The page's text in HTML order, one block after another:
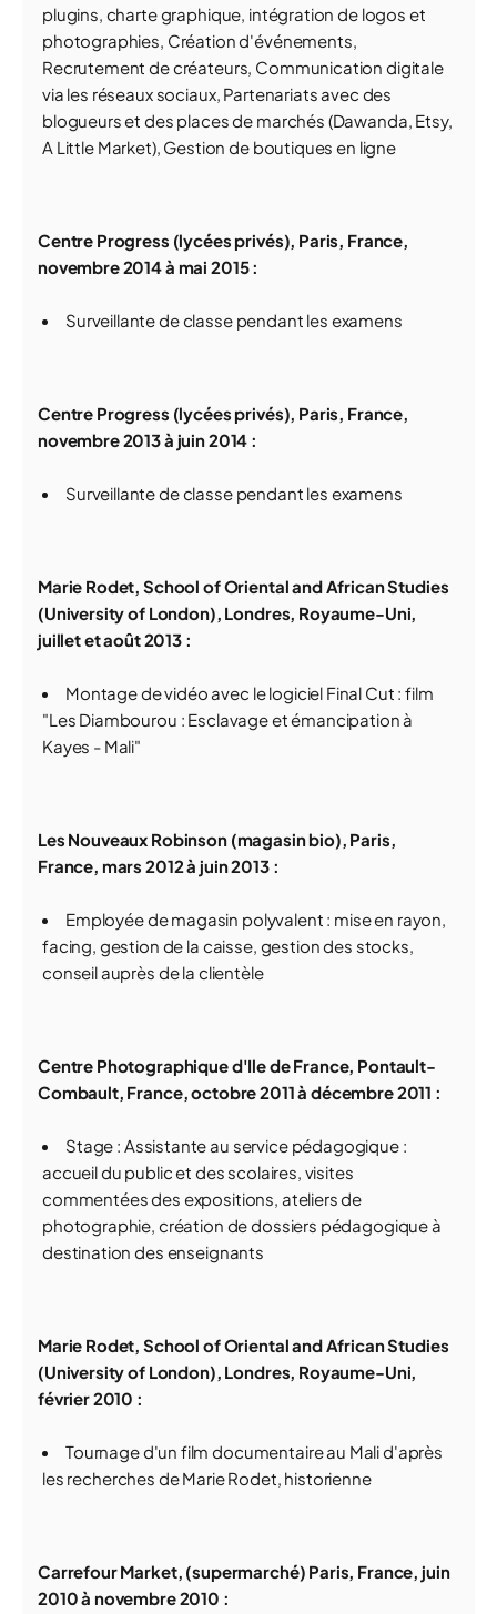
plugins, charte graphique, intégration de logos et
photographies, Création d'événements,
Recrutement de créateurs, Communication digitale
via les réseaux sociaux, Partenariats avec des
blogueurs et des places de marchés (Dawanda, Etsy,
A Little Market), Gestion de boutiques en ligne
Centre Progress (lycées privés), Paris, France,
novembre 2014 à mai 2015 :
Surveillante de classe pendant les examens
Centre Progress (lycées privés), Paris, France,
novembre 2013 à juin 2014 :
Surveillante de classe pendant les examens
Marie Rodet, School of Oriental and African Studies
(University of London), Londres, Royaume-Uni,
juillet et août 2013 :
Montage de vidéo avec le logiciel Final Cut : film
"Les Diambourou : Esclavage et émancipation à
Kayes - Mali"
Les Nouveaux Robinson (magasin bio), Paris,
France, mars 2012 à juin 2013 :
Employée de magasin polyvalent : mise en rayon,
facing, gestion de la caisse, gestion des stocks,
conseil auprès de la clientèle
Centre Photographique d'Ile de France, Pontault-
Combault, France, octobre 2011 à décembre 2011 :
Stage : Assistante au service pédagogique :
accueil du public et des scolaires, visites
commentées des expositions, ateliers de
photographie, création de dossiers pédagogique à
destination des enseignants
Marie Rodet, School of Oriental and African Studies
(University of London), Londres, Royaume-Uni,
février 2010 :
Tournage d'un film documentaire au Mali d'après
les recherches de Marie Rodet, historienne
Carrefour Market, (supermarché) Paris, France, juin
2010 à novembre 2010 :